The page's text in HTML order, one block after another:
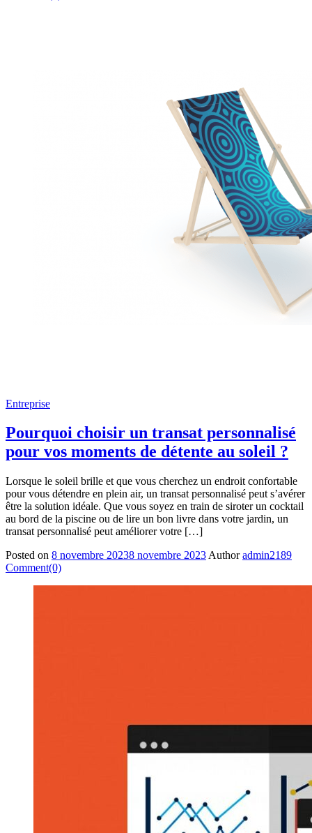
Entreprise
Pourquoi choisir un transat personnalisé
pour vos moments de détente au soleil ?
Lorsque le soleil brille et que vous cherchez un endroit confortable
pour vous détendre en plein air, un transat personnalisé peut s’avérer
être la solution idéale. Que vous soyez en train de siroter un cocktail
au bord de la piscine ou de lire un bon livre dans votre jardin, un
transat personnalisé peut améliorer votre […]
Posted on 8 novembre 20238 novembre 2023 Author admin2189
Comment(0)